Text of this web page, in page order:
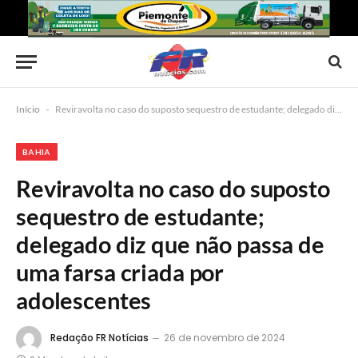
Início - Reviravolta no caso do suposto sequestro de estudante; delegado diz que não passa de uma farsa criada por adolescentes
BAHIA
Reviravolta no caso do suposto
sequestro de estudante;
delegado diz que não passa de
uma farsa criada por
adolescentes
Redação FR Notícias
26 de novembro de 2024